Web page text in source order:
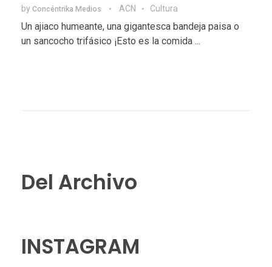
by Concéntrika Medios ACN Cultura
Un ajiaco humeante, una gigantesca bandeja paisa o
un sancocho trifásico ¡Esto es la comida ...
Del Archivo
INSTAGRAM